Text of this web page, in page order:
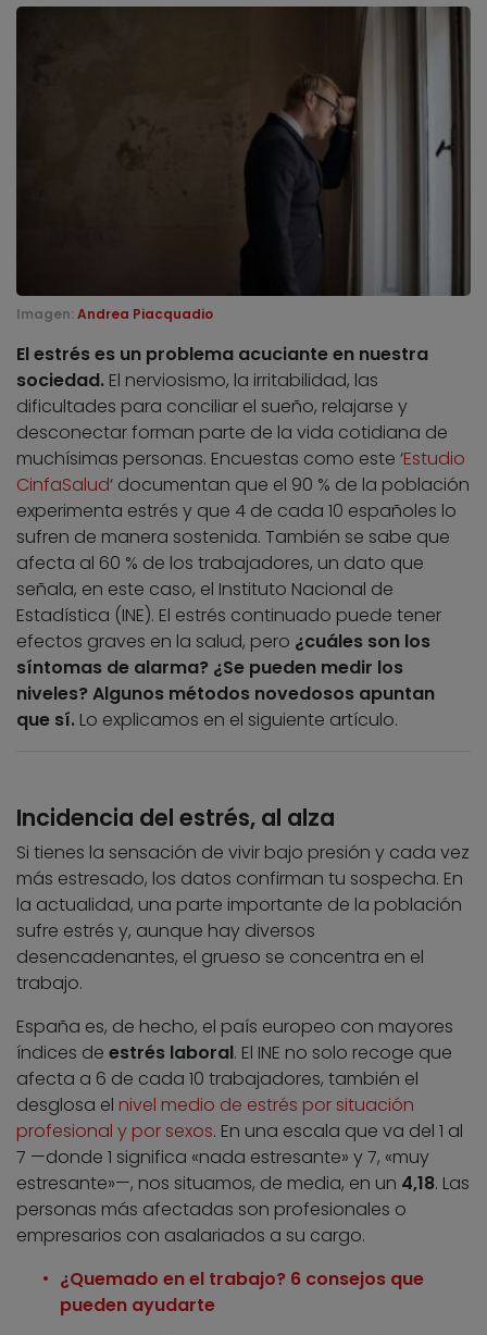
Imagen: Andrea Piacquadio
El estrés es un problema acuciante en nuestra
sociedad. El nerviosismo, la irritabilidad, las
dificultades para conciliar el sueño, relajarse y
desconectar forman parte de la vida cotidiana de
muchísimas personas. Encuestas como este ‘Estudio
CinfaSalud‘ documentan que el 90 % de la población
experimenta estrés y que 4 de cada 10 españoles lo
sufren de manera sostenida. También se sabe que
afecta al 60 % de los trabajadores, un dato que
señala, en este caso, el Instituto Nacional de
Estadística (INE). El estrés continuado puede tener
efectos graves en la salud, pero ¿cuáles son los
síntomas de alarma? ¿Se pueden medir los
niveles? Algunos métodos novedosos apuntan
que sí. Lo explicamos en el siguiente artículo.
Incidencia del estrés, al alza
Si tienes la sensación de vivir bajo presión y cada vez
más estresado, los datos confirman tu sospecha. En
la actualidad, una parte importante de la población
sufre estrés y, aunque hay diversos
desencadenantes, el grueso se concentra en el
trabajo.
España es, de hecho, el país europeo con mayores
índices de estrés laboral. El INE no solo recoge que
afecta a 6 de cada 10 trabajadores, también el
desglosa el nivel medio de estrés por situación
profesional y por sexos. En una escala que va del 1 al
7 —donde 1 significa «nada estresante» y 7, «muy
estresante»—, nos situamos, de media, en un 4,18. Las
personas más afectadas son profesionales o
empresarios con asalariados a su cargo.
¿Quemado en el trabajo? 6 consejos que
pueden ayudarte